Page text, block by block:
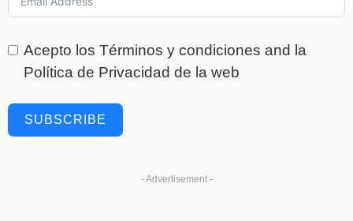
Acepto los Términos y condiciones and la
Política de Privacidad de la web
SUBSCRIBE
- Advertisement -